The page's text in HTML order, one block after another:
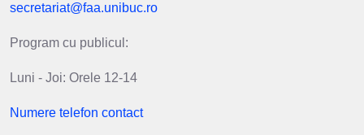
secretariat@faa.unibuc.ro
Program cu publicul:
Luni - Joi: Orele 12-14
Numere telefon contact